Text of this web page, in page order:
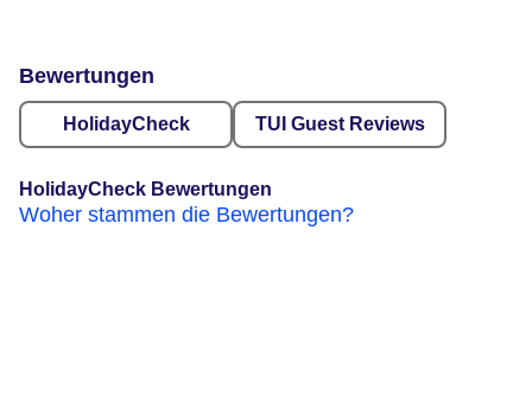
Bewertungen
HolidayCheck TUI Guest Reviews
HolidayCheck Bewertungen
Woher stammen die Bewertungen?